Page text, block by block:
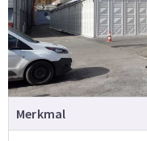
Merkmal